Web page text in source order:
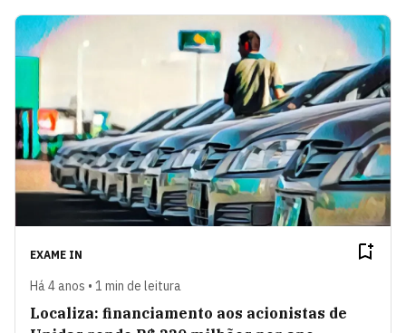
EXAME IN
Há 4 anos • 1 min de leitura
Localiza: financiamento aos acionistas de